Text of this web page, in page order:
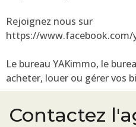
Rejoignez nous sur
https://
Le bureau YAKimmo, le
acheter, louer ou gérer vos
Contactez